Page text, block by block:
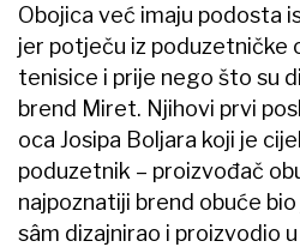
Obojica već imaju podosta
jer potječu iz poduzetničke
tenisice i prije nego što su
brend Miret. Njihovi prvi
oca Josipa Boljara koji je
poduzetnik – proizvođač
najpoznatiji brend obuće bio
sâm dizajnirao i proizvodio